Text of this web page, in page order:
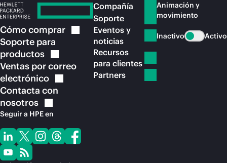
Cómocomprar
Soporte para
productos
Ventas por correo
electrónico
Contacta con
nosotros
Seguir a HPE en
Compañía
Soporte
Eventos y
noticias
Recursos
para clientes
Partners
Animación y
movimiento
Inactivo Activo